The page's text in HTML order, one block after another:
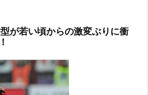
が若い頃からの激変ぶりに衝